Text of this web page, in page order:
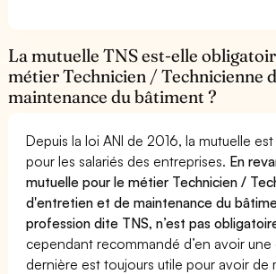
La mutuelle TNS est-elle
métier Technicien / Technicienne
maintenance du bâtiment ?
Depuis la loi ANI de 2016, la mutuelle
pour les salariés des entreprises. En
mutuelle pour le métier Technicien /
d'entretien et de maintenance du
profession dite TNS, n’est pas
cependant recommandé d’en avoir une
dernière est toujours utile pour avoir de